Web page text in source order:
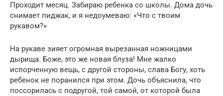
Проходит месяц. Забираю ребенка со школы. Дома дочь
снимает пиджак, и я недоумеваю: «Что с твоим
рукавом?»
На рукаве зияет огромная вырезанная ножницами
дырища. Боже, это же новая блуза! Мне жалко
испорченную вещь, с другой стороны, слава Богу, хоть
ребенок не поранился при этом. Дочь объяснила, что
поссорилась с подругой, той самой, от которой была